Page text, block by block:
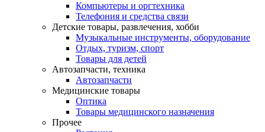
Компьютеры и оргтехника
Телефония и средства связи
Детские товары, развлечения, хобби
Музыкальные инструменты, оборудование
Отдых, туризм, спорт
Товары для детей
Автозапчасти, техника
Автозапчасти
Медицинские товары
Оптика
Товары медицинского назначения
Прочее